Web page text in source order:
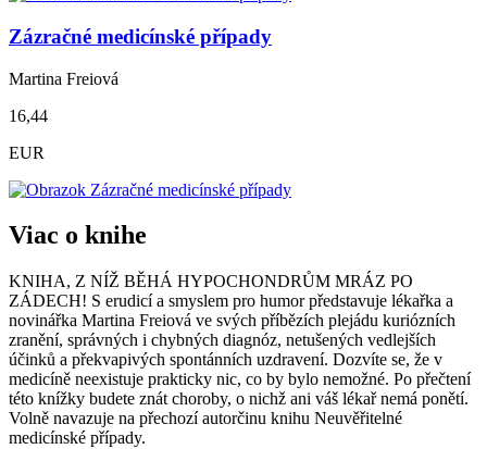
Zázračné medicínské případy
Martina Freiová
16,44
EUR
Viac o knihe
KNIHA, Z NÍŽ BĚHÁ HYPOCHONDRŮM MRÁZ PO
ZÁDECH! S erudicí a smyslem pro humor představuje lékařka a
novinářka Martina Freiová ve svých příbězích plejádu kuriózních
zranění, správných i chybných diagnóz, netušených vedlejších
účinků a překvapivých spontánních uzdravení. Dozvíte se, že v
medicíně neexistuje prakticky nic, co by bylo nemožné. Po přečtení
této knížky budete znát choroby, o nichž ani váš lékař nemá ponětí.
Volně navazuje na přechozí autorčinu knihu Neuvěřitelné
medicínské případy.